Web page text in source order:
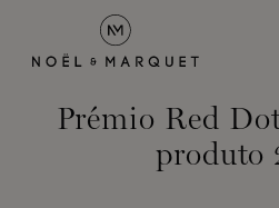
Prémio Red
produto